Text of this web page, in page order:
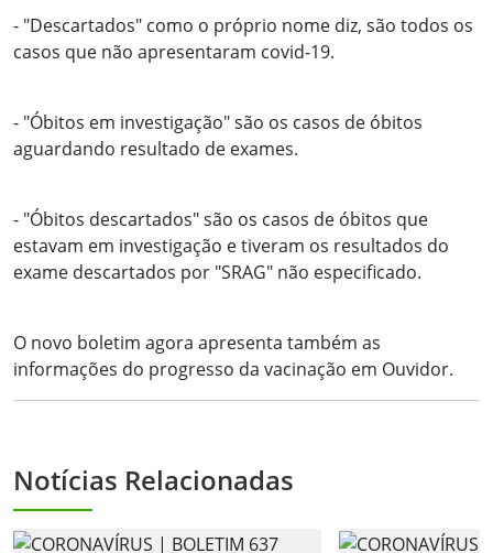
- "Descartados" como o próprio nome diz, são todos os
casos que não apresentaram covid-19.
- "Óbitos em investigação" são os casos de óbitos
aguardando resultado de exames.
- "Óbitos descartados" são os casos de óbitos que
estavam em investigação e tiveram os resultados do
exame descartados por "SRAG" não especificado.
O novo boletim agora apresenta também as
informações do progresso da vacinação em Ouvidor.
Notícias Relacionadas